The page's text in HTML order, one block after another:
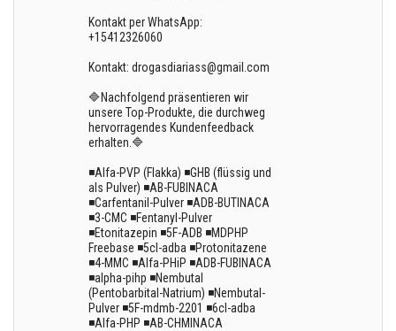
Kontakt per WhatsApp:
+15412326060
Kontakt: drogasdiariass@gmail.com
🔷Nachfolgend präsentieren wir
unsere Top-Produkte, die durchweg
hervorragendes Kundenfeedback
erhalten.🔷
◾Alfa-PVP (Flakka) ◾GHB (flüssig und
als Pulver) ◾AB-FUBINACA
◾Carfentanil-Pulver ◾ADB-BUTINACA
◾3-CMC ◾Fentanyl-Pulver
◾Etonitazepin ◾5F-ADB ◾MDPHP
Freebase ◾5cl-adba ◾Protonitazene
◾4-MMC ◾Alfa-PHiP ◾ADB-FUBINACA
◾alpha-pihp ◾Nembutal
(Pentobarbital-Natrium) ◾Nembutal-
Pulver ◾5F-mdmb-2201 ◾6cl-adba
◾Alfa-PHP ◾AB-CHMINACA